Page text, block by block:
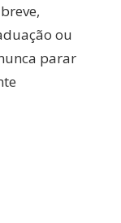
ou
parar